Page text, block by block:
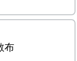
布